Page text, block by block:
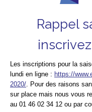
Rappel
Les inscriptions pour la
lundi en ligne : https://
2020/ . Pour des raisons
sur place mais nous vous
au 01 46 02 34 12 ou par